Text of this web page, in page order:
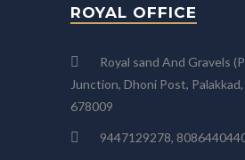
ROYAL OFFICE
Royal sand And Gravels
Junction, Dhoni Post,
678009
9447129278,